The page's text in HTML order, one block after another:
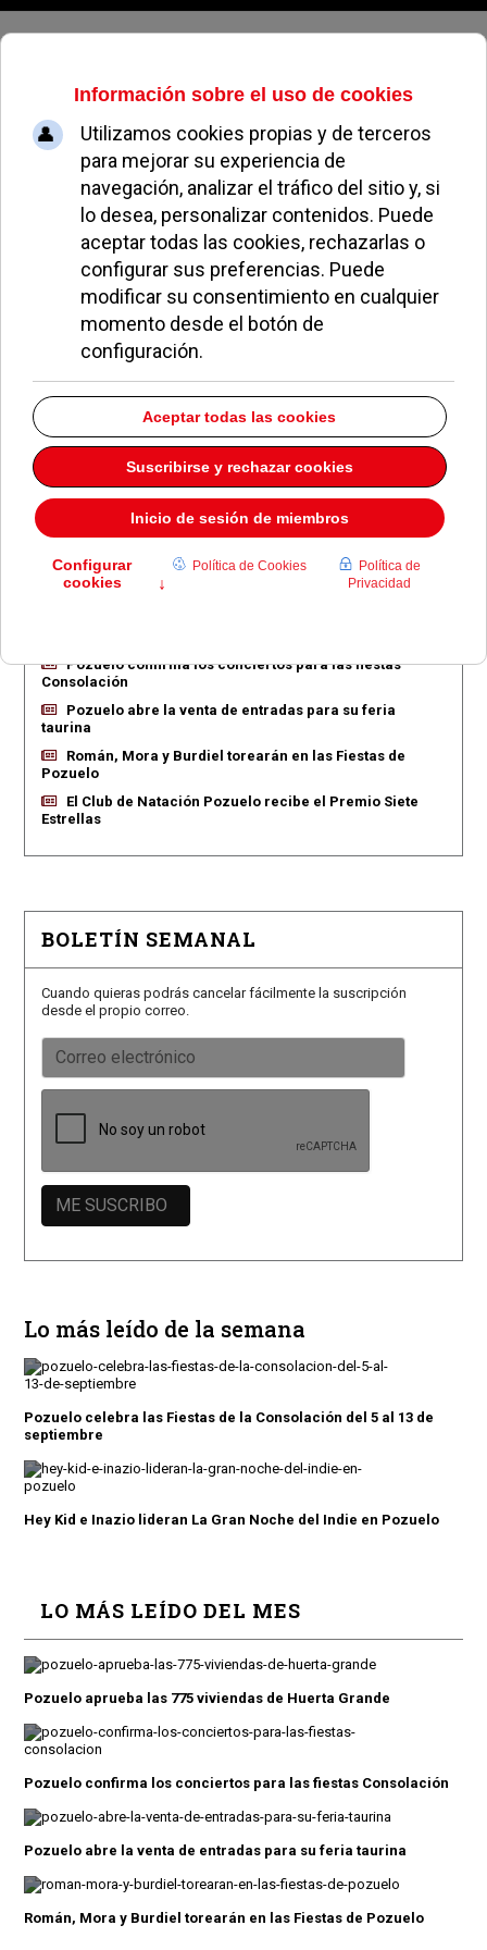
Domingo, 09 de agosto de 2026
Centro Médico
Estético Europa 2
Dirección: AVDA. Europa 2 3
Pozuelo de Alarcón
Madrid
28224
Teléfono:
917140966
Descargar la información como:vCard
EN PORTADA
Pozuelo confirma los conciertos para las fiestas
Consolación
Pozuelo abre la venta de entradas para su feria
taurina
Román, Mora y Burdiel torearán en las Fiestas de
Pozuelo
El Club de Natación Pozuelo recibe el Premio Siete
Estrellas
BOLETÍN SEMANAL
Cuando quieras podrás cancelar fácilmente la suscripción
desde el propio correo.
Lo más leído de la semana
Pozuelo celebra las Fiestas de la Consolación del 5 al 13 de
septiembre
Hey Kid e Inazio lideran La Gran Noche del Indie en Pozuelo
LO MÁS LEÍDO DEL MES
Pozuelo aprueba las 775 viviendas de Huerta Grande
Pozuelo confirma los conciertos para las fiestas Consolación
Pozuelo abre la venta de entradas para su feria taurina
Román, Mora y Burdiel torearán en las Fiestas de Pozuelo